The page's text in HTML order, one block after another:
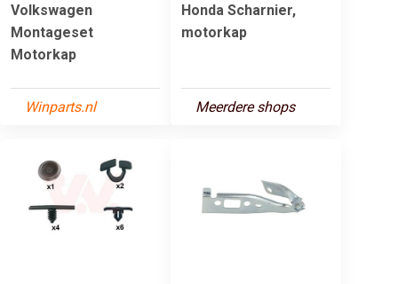
Volkswagen
Montageset
Motorkap
Winparts.nl
Honda Scharnier,
motorkap
Meerdere shops